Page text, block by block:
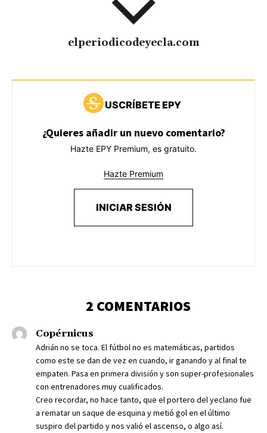
elperiodicodeyecla.com
USCRÍBETE EPY
¿Quieres añadir un nuevo comentario?
Hazte EPY Premium, es gratuito.
Hazte Premium
INICIAR SESIÓN
2 COMENTARIOS
Copérnicus
Adrián no se toca. El fútbol no es matemáticas, partidos
como este se dan de vez en cuando, ir ganando y al final te
empaten. Pasa en primera división y son super-profesionales
con entrenadores muy cualificados.
Creo recordar, no hace tanto, que el portero del yeclano fue
a rematar un saque de esquina y metió gol en el último
suspiro del partido y nos valió el ascenso, o algo así.